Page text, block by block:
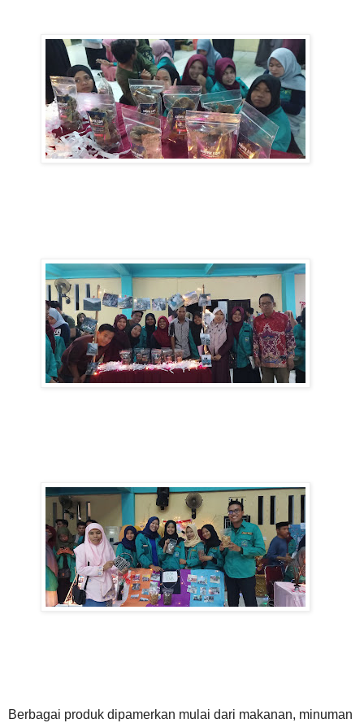
Berbagai produk dipamerkan mulai dari makanan, minuman